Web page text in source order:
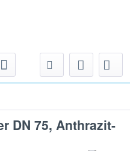
DN 75, Anthrazit-